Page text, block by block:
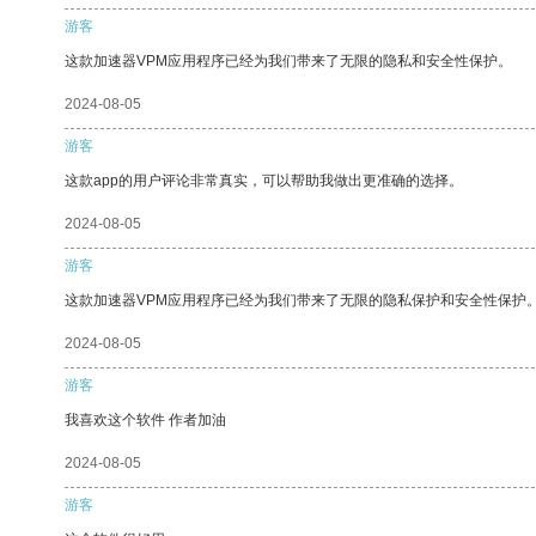
游客
这款加速器VPM应用程序已经为我们带来了无限的隐私和安全性保护。
2024-08-05
游客
这款app的用户评论非常真实，可以帮助我做出更准确的选择。
2024-08-05
游客
这款加速器VPM应用程序已经为我们带来了无限的隐私保护和安全性保护
2024-08-05
游客
我喜欢这个软件 作者加油
2024-08-05
游客